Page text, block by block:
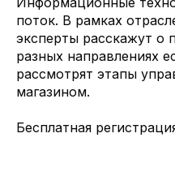
поток. В рамках
эксперты расскажут о
разных направлениях
рассмотрят этапы
магазином.
Бесплатная